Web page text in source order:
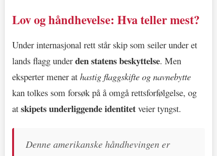
Lov og håndhevelse: Hva teller mest?
Under internasjonal rett står skip som seiler under et
lands flagg underden statens beskyttelse. Men
eksperter mener at hastig flaggskifte og navnebytte
kan tolkes som forsøk på å omgå rettsforfølgelse, og
at skipets underliggende identitet veier tyngst.
Denne amerikanske håndhevingen er